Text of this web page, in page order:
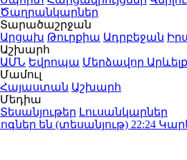
Ծաղրանկարներ
Տարածաշրջան
Արցախ Թուրքիա Ադրբեջան
Աշխարհ
ԱՄՆ Եվրոպա Մերձավոր Արևելք
Մամուլ
Հայաստան Աշխարհ
Մեդիա
Տեսանյութեր Լուսանկարներ
են (տեսանյութ)22:24Կարևոր